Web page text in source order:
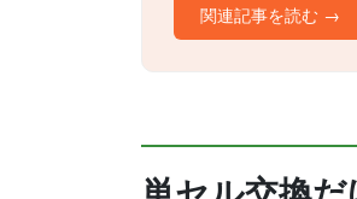
関連記事を読む →